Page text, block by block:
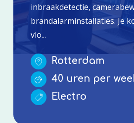
inbraakdetectie,
brandalarminstallaties. Je
vlo...
Rotterdam
40 uren per
Electro